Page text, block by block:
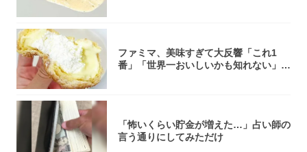
ファミマ、美味すぎて大反響「これ1
番」「世界一おいしいかも知れない」
「怖いくらい貯金が増えた…」占い師の
言う通りにしてみただけ